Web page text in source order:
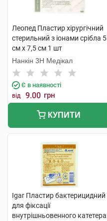
Леопед Пластир хірургічний
стерильний з іонами срібла 5
см х 7,5 см 1 шт
Нанкін 3H Медікал
Є в наявності
від 9.00 грн
КУПИТИ
Igar Пластир бактерицидний
для фіксації
внутрішньовенного катетера